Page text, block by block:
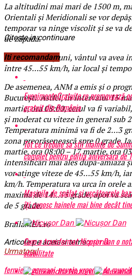
La altitudini mai mari de 1500 m,
Orientali și Meridionali se vor
temporar va ninge viscolit și se va
de zăpadă.
În celelalte regiuni, vântul va avea
între 45…55 km/h, iar local și
De asemenea, ANM a emis și o
București. Astfel, în intervalul 15
martie, ora 08:00, cerul va fi
și moderat cu viteze în general sub
Temperatura minimă va fi de 2…3
zona preorășenească spre 0 grade.
martie, ora 08:00 – 17 martie, ora
intensificări mai ales după-amiaza
vor atinge viteze de 45…55 km/h,
km/h. Temperatura va urca în orele
maximă de 14…15 grade, apoi va
de 5 grade.
BrailaMEA.ro
Articole pe aceiasi tema:prima
Urmatorul
fermierii germani, nevoie urgentă de
Citeste in continuare
Iti recomandam
EvenimenteGratuite.ro promovează
gratuit din România
Tot ce trebuie sa stii inainte de
complet pentru editia aniversara de
Mașinile de spălat și uscătoarele
îți cunosc hainele mai bine decât
Cum a transformat Nicușor Dan o
stabilitate